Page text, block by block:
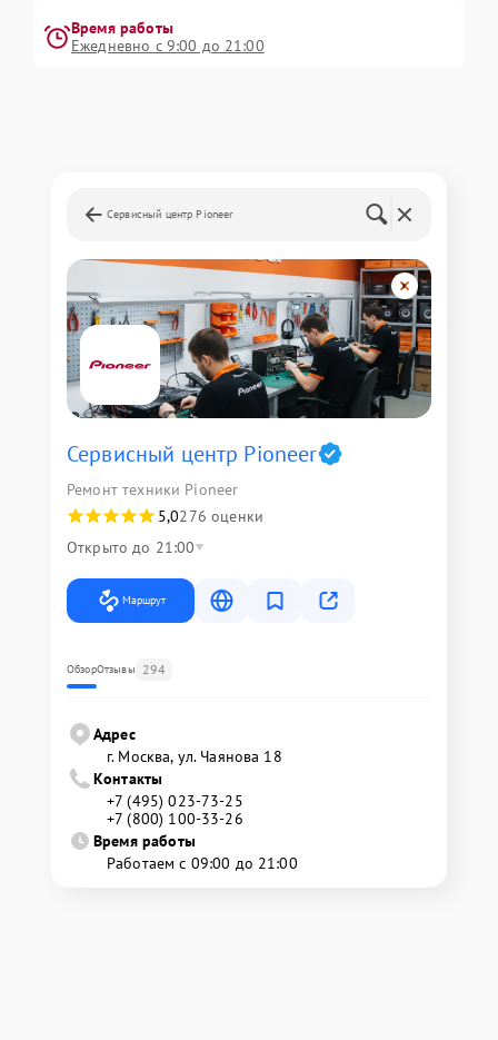
Время работы
Ежедневно с 9:00 до 21:00
Сервисный центр Pioneer
Сервисный центр Pioneer
Ремонт техники Pioneer
5,0276 оценки
Открыто до 21:00
Маршрут
ОбзорОтзывы 294
Адрес
г. Москва, ул. Чаянова 18
Контакты
+7 (495) 023-73-25
+7 (800) 100-33-26
Время работы
Работаем с 09:00 до 21:00